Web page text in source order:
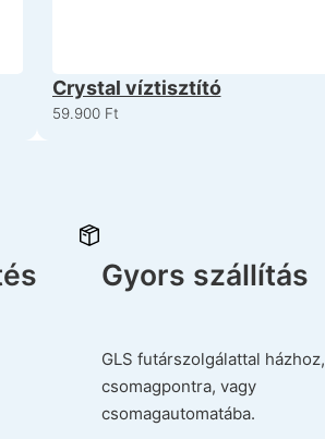
Crystal víztisztító
59.900 Ft
Gyors szállítás
GLS futárszolgálattal házhoz,
csomagpontra, vagy
csomagautomatába.